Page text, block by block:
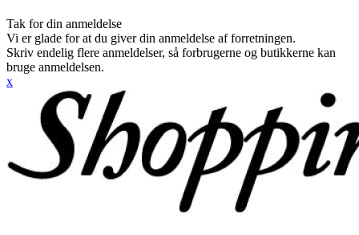
Tak for din anmeldelse
Vi er glade for at du giver din anmeldelse af forretningen.
Skriv endelig flere anmeldelser, så forbrugerne og butikkerne kan
bruge anmeldelsen.
x